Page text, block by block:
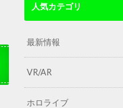
人気カテゴリ
最新情報
VR/AR
ホロライブ